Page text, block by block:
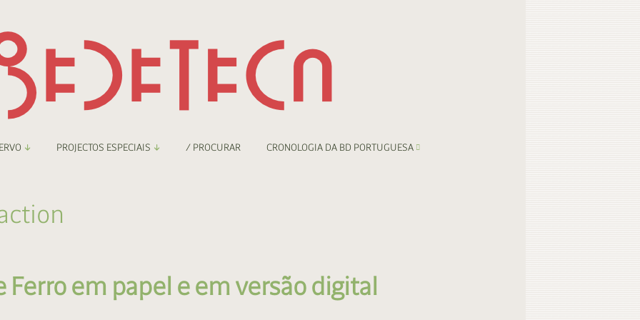
Comicarte
Digital
PROJECTOS ESPECIAIS
Recortes
/ PROCURAR CRONOLOGIA DA BD PORTUGUESA
Ferro em papel e em versão digital